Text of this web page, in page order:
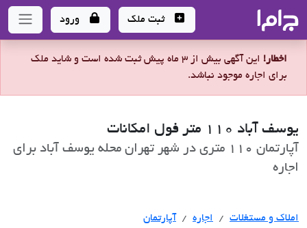
- سامانه جامع املاک و مشاورین املاک
ثبت ملک ورود
اخطار!
این آگهی بیش از 3 ماه پیش ثبت شده است و شاید ملک
برای اجاره موجود نباشد.
یوسف آباد 110 متر فول امکانات
آپارتمان 110 متری در شهر تهران محله یوسف آباد برای
اجاره
املاک و مستغلات اجاره اجاره
آپارتمان